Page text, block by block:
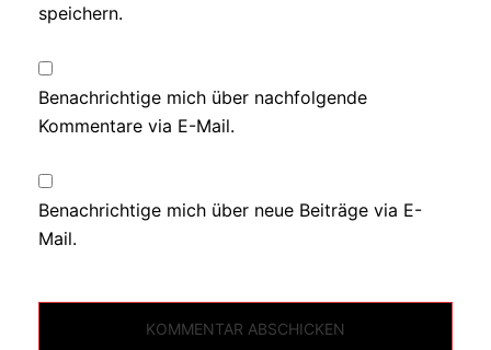
speichern.
Benachrichtige mich über nachfolgende
Kommentare via E-Mail.
Benachrichtige mich über neue Beiträge via E-
Mail.